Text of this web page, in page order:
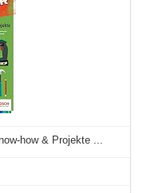
how & Projekte ...